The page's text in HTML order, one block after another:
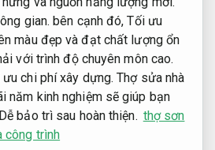
gian. bên cạnh đó,Tối ưu
màu đẹp và đạt chất lượng ổn
với trình độ chuyên môn cao.
ưu chi phí xây dựng. Thợ sửa nhà
năm kinh nghiệm sẽ giúp bạn
Dễ bảo trì sau hoàn thiện. thợ sơn
công trình